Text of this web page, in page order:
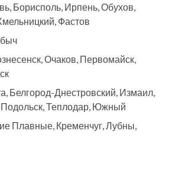
Борисполь, Ирпень, Обухов,
Фастов
Очаков, Первомайск,
Белгород-Днестровский, Измаил,
Теплодар, Южный
Плавные, Кременчуг, Лубны,